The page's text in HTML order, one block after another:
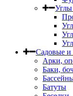
Садовые и
Арки,
Баки,
Батуты